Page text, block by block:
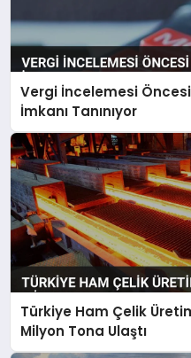
Vergi İncelemesi
İmkanı Tanınıyor
Türkiye Ham Çelik
Milyon Tona Ulaştı